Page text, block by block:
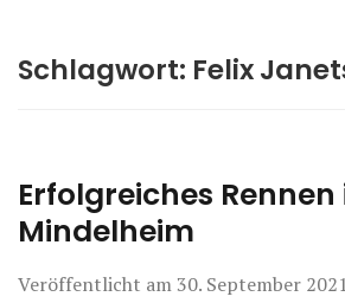
Schlagwort: Felix
Erfolgreiches Rennen
Mindelheim
Veröffentlicht am 30. September 2021